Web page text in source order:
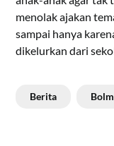
menolak ajakan
sampai hanya
dikelurkan dari
Berita